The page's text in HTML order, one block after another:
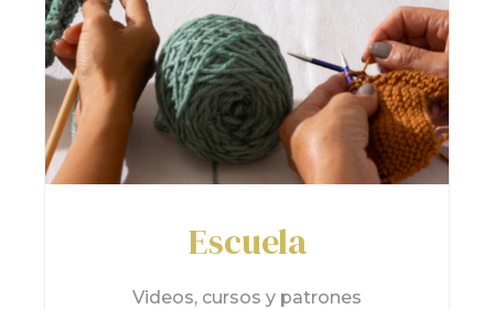
Escuela
Videos, cursos y patrones